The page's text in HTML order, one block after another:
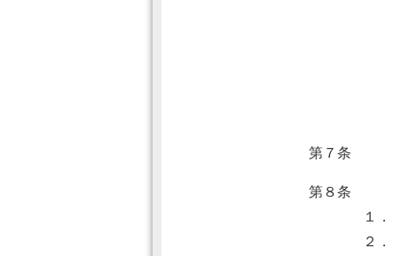
第７条
第８条
１．
２．